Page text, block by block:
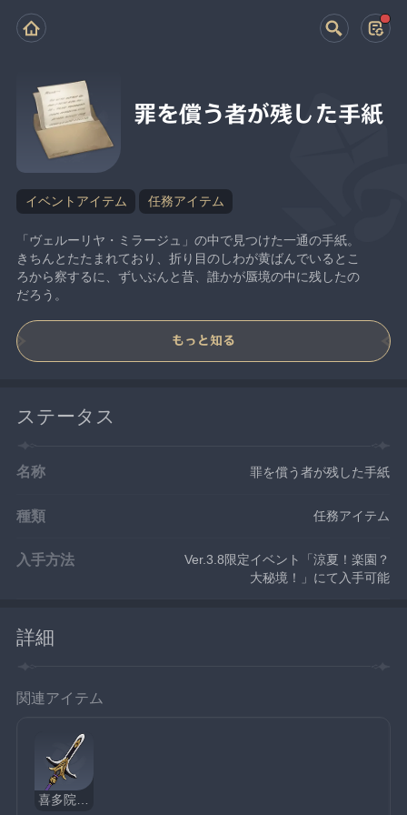
罪を償う者が残した手紙
イベントアイテム 任務アイテム
「ヴェルーリヤ・ミラージュ」の中で見つけた一通の手紙。
きちんとたたまれており、折り目のしわが黄ばんでいるとこ
ろから察するに、ずいぶんと昔、誰かが蜃境の中に残したの
だろう。
もっと知る
ステータス
名称 罪を償う者が残した手紙
種類 任務アイテム
入手方法
Ver.3.8限定イベント「涼夏！楽園？
大秘境！」にて入手可能
詳細
関連アイテム
喜多院十文字槍